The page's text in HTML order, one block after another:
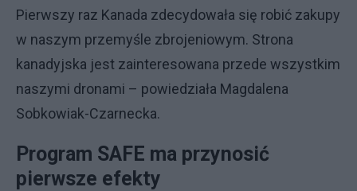
Pierwszy raz Kanada zdecydowała się robić zakupy
w naszym przemyśle zbrojeniowym. Strona
kanadyjska jest zainteresowana przede wszystkim
naszymi dronami – powiedziała Magdalena
Sobkowiak-Czarnecka.
Program SAFE ma przynosić
pierwsze efekty